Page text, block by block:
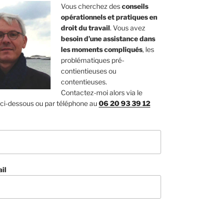
Vous cherchez desconseils
opérationnels et pratiques en
droit du travail. Vous avez
besoin d’une assistance dans
les moments compliqués, les
problématiques pré-
contientieuses ou
contentieuses.
Contactez-moi alors via le
dessous ou par téléphone au 06 20 93 39 12